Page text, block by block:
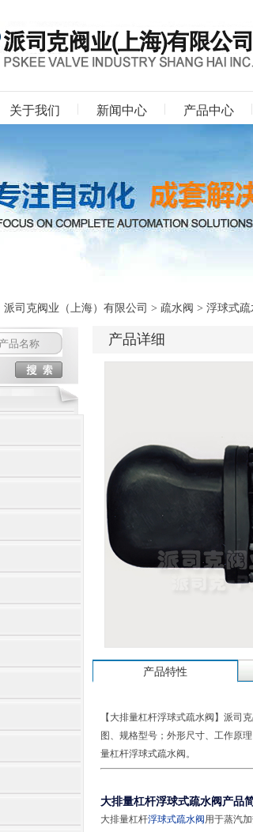
关于我们 新闻中心 产品中心
派司克阀业（上海）有限公司 > 疏水阀 > 浮球式疏
产品详细
产品特性
【大排量杠杆浮球式疏水阀】派司
图、规格型号；外形尺寸、工作原
量杠杆浮球式疏水阀。
大排量杠杆浮球式疏水阀产品
大排量杠杆浮球式疏水阀用于蒸汽